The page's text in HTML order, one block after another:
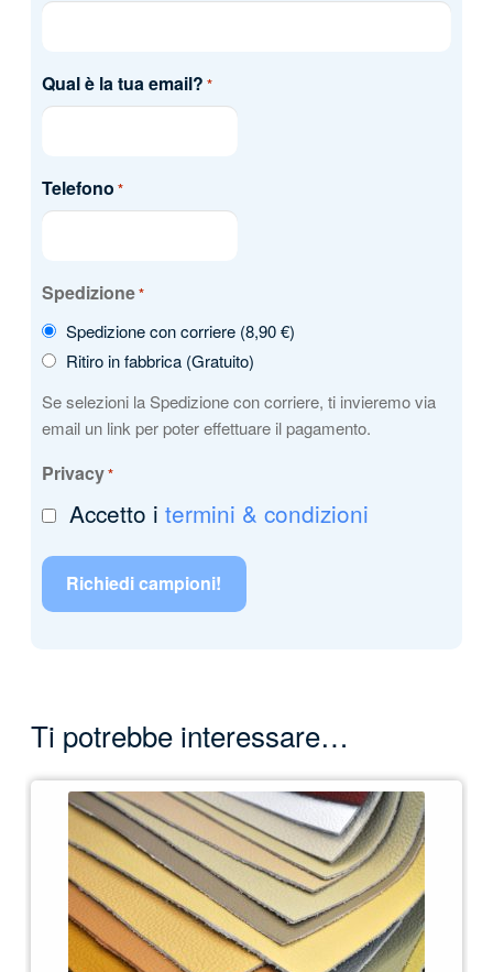
Qual è la tua email? *
Telefono *
Spedizione*
Spedizione con corriere (8,90 €)
Ritiro in fabbrica (Gratuito)
Se selezioni la Spedizione con corriere, ti invieremo via
email un link per poter effettuare il pagamento.
Privacy*
Accetto i termini & condizioni
Ti potrebbe interessare…